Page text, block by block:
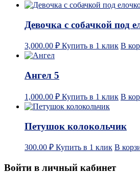
Девочка с собачкой под
3,000.00 ₽ Купить в 1 клик В
Ангел 5
1,000.00 ₽ Купить в 1 клик В
Петушок колокольчик
300.00 ₽ Купить в 1 клик В
Войти в личный кабинет